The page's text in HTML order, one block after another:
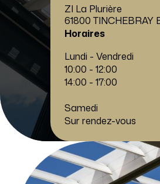
ZI La Plurière
61800 TINCHEBRAY
Horaires
Lundi - Vendredi
10:00 - 12:00
14:00 - 17:00
Samedi
Sur rendez-vous